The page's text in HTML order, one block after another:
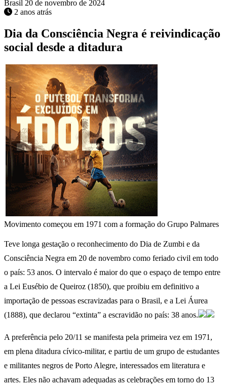
Brasil 20 de novembro de 2024
2 anos atrás
Dia da Consciência Negra é reivindicação
social desde a ditadura
Movimento começou em 1971 com a formação do Grupo Palmares
Teve longa gestação o reconhecimento do Dia de Zumbi e da
Consciência Negra em 20 de novembro como feriado civil em todo
o país: 53 anos. O intervalo é maior do que o espaço de tempo entre
a Lei Eusébio de Queiroz (1850), que proibiu em definitivo a
importação de pessoas escravizadas para o Brasil, e a Lei Áurea
(1888), que declarou “extinta” a escravidão no país: 38 anos.
A preferência pelo 20/11 se manifesta pela primeira vez em 1971,
em plena ditadura cívico-militar, e partiu de um grupo de estudantes
e militantes negros de Porto Alegre, interessados em literatura e
artes. Eles não achavam adequadas as celebrações em torno do 13